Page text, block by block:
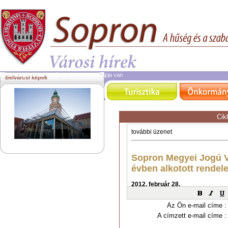
2026. augusztus 7.péntek | ma Ibolya napja van
Belvárosi képek
Az Ön e-mail címe :
A címzett e-mail címe :